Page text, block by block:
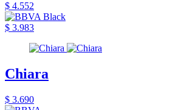
$ 4.552
$ 3.983
Chiara
$ 3.690